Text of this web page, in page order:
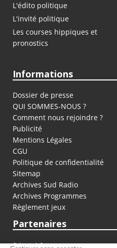
L'édito politique
L'invité politique
Les courses hippiques et
pronostics
Informations
Dossier de presse
QUI SOMMES-NOUS ?
Comment nous rejoindre ?
Publicité
Mentions Légales
CGU
Politique de confidentialité
Sitemap
Archives Sud Radio
Archives Programmes
Règlement jeux
Partenaires
fiducial.fr